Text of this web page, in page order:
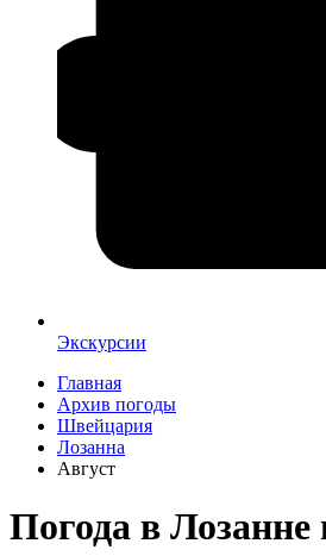
Экскурсии
Главная
Архив погоды
Швейцария
Лозанна
Август
Погода в Лозанне